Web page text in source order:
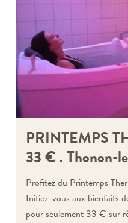
PRINTEMPS
33 € . Thonon-
Profitez du Printemps
Initiez-vous aux bienfaits
pour seulement 33 € sur